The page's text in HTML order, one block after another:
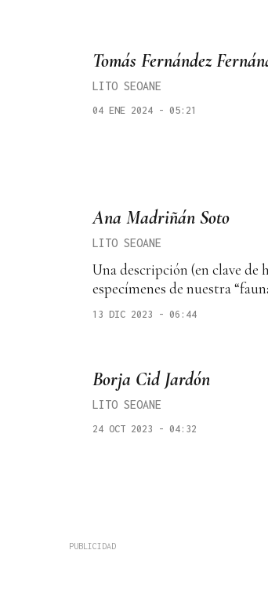
Tomás Fernández
LITO SEOANE
04 ENE 2024 - 05:21
Ana Madriñán Soto
LITO SEOANE
Una descripción (en clave de
especímenes de nuestra
13 DIC 2023 - 06:44
Borja Cid Jardón
LITO SEOANE
24 OCT 2023 - 04:32